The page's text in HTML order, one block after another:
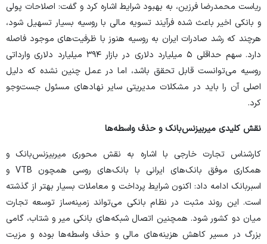
ریاست محمدرضا فرزین، به بهبود شرایط اشاره کرد و گفت: اصلاحات پولی
و بانکی اخیر باعث شده فرآیند تسویه مالی با روسیه بسیار تسهیل شود،
هرچند که رشد صادرات ایران به روسیه هنوز با ظرفیت‌های موجود فاصله
دارد. سهم حداقلی ۵ میلیارد دلاری در بازار ۳۹۴ میلیارد دلاری وارداتی
روسیه می‌توانست قابل تحقق باشد، اما در عمل چنین نشده که دلیل
اصلی آن را باید در مشکلات مدیریتی سایر نهاد‌های مسئول جست‌و‌جو
کرد.
نقش کلیدی میربیزنس‌بانک و حذف واسطه‌ها
کارشناس تجارت خارجی با اشاره به نقش محوری میربیزنس‌بانک و
همکاری موفق بانک‌های ایرانی با بانک‌های روسی همچون VTB و
اسبربانک ادامه داد: اکنون شرایط پرداخت و معاملات بسیار بهتر از گذشته
است. این روند مثبت در نظام بانکی می‌تواند زمینه‌ساز توسعه تجارت
میان دو کشور شود. همچنین اتصال شبکه‌های بانکی میر و شتاب، گامی
بزرگ در مسیر کاهش هزینه‌های مالی و حذف واسطه‌ها بوده و مزیت